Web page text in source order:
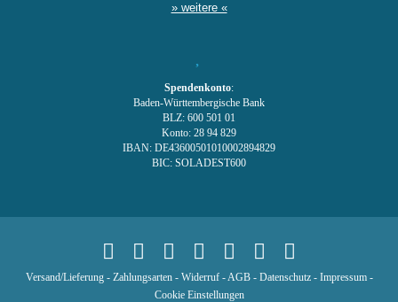
» weitere «
Spendenkonto:
Baden-Württembergische Bank
BLZ: 600 501 01
Konto: 28 94 829
IBAN: DE43600501010002894829
BIC: SOLADEST600
Versand/Lieferung- Zahlungsarten- Widerruf-AGB- Datenschutz- Impressum-
Cookie Einstellungen